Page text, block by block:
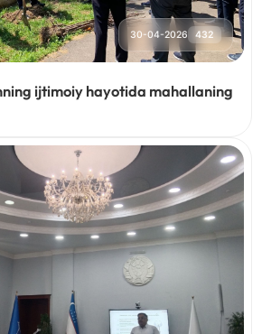
30-04-2026 432
ijtimoiy hayotida mahallaning